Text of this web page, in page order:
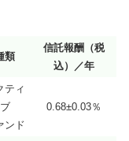
類
信託報酬（税
込）／年
ティ
ブ
ンド
0.68±0.03％